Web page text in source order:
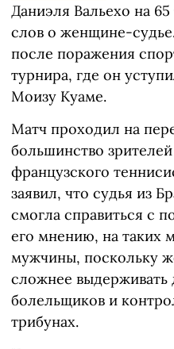
Даниэля Вальехо на
слов о женщине-
после поражения
турнира, где он
Моизу Куаме.
Матч проходил на
большинство
французского
заявил, что судья из
смогла справиться с
его мнению, на таких
мужчины, поскольку
сложнее выдерживать
болельщиков и
трибунах.